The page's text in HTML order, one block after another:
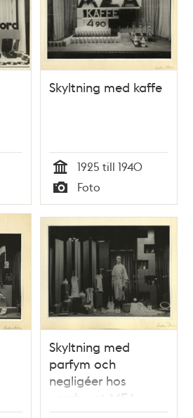
Skyltning med kaffe
Tid
1925 till 1940
Typ
Foto
Skyltning med
parfym och
negligéer hos
varuhuset MEA